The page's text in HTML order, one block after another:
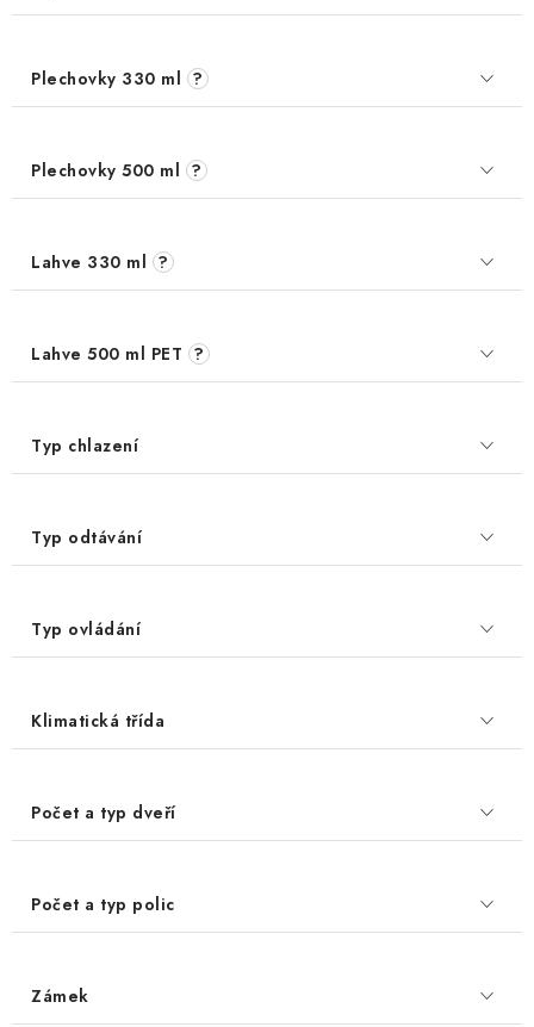
Plechovky 330 ml ?
Plechovky 500 ml ?
Lahve 330 ml ?
Lahve 500 ml PET ?
Typ chlazení
Typ odtávání
Typ ovládání
Klimatická třída
Počet a typ dveří
Počet a typ polic
Zámek